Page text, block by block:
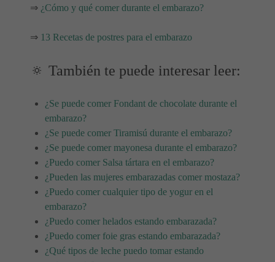
⇒ ¿Cómo y qué comer durante el embarazo?
⇒ 13 Recetas de postres para el embarazo
🔅 También te puede interesar leer:
¿Se puede comer Fondant de chocolate durante el
embarazo?
¿Se puede comer Tiramisú durante el embarazo?
¿Se puede comer mayonesa durante el embarazo?
¿Puedo comer Salsa tártara en el embarazo?
¿Pueden las mujeres embarazadas comer mostaza?
¿Puedo comer cualquier tipo de yogur en el
embarazo?
¿Puedo comer helados estando embarazada?
¿Puedo comer foie gras estando embarazada?
¿Qué tipos de leche puedo tomar estando